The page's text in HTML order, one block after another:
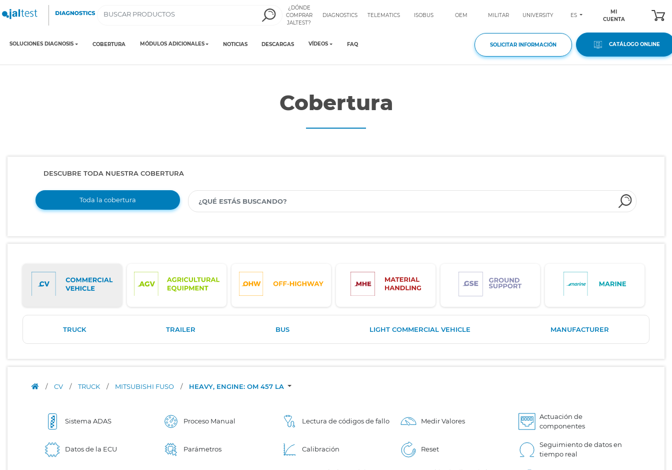
¿DÓNDE
COMPRAR
JALTEST?
DIAGNOSTICS TELEMATICS ISOBUS OEM MILITAR UNIVERSITY ES
MI
CUENTA
SOLUCIONES DIAGNOSIS COBERTURA MÓDULOS ADICIONALES NOTICIAS DESCARGAS VÍDEOS FAQ SOLICITAR INFORMACIÓN CATÁLOGO ONLINE
Cobertura
DESCUBRE TODA NUESTRA COBERTURA
Toda la cobertura
TRUCK TRAILER BUS LIGHT COMMERCIAL VEHICLE MANUFACTURER
/ CV / TRUCK / MITSUBISHI FUSO / HEAVY, ENGINE: OM 457 LA
Sistema ADAS Proceso Manual Lectura de códigos de fallo Medir Valores
Actuación de
componentes
Datos de la ECU Parámetros Calibración Reset
Seguimiento de datos en
tiempo real